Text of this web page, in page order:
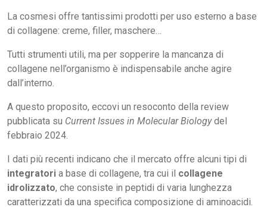
La cosmesi offre tantissimi prodotti per uso esterno a base
di collagene: creme, filler, maschere…
Tutti strumenti utili, ma per sopperire la mancanza di
collagene nell’organismo è indispensabile anche agire
dall’interno.
A questo proposito, eccovi un resoconto della review
pubblicata su Current Issues in Molecular Biologydel
febbraio 2024.
I dati più recenti indicano che il mercato offre alcuni tipi di
integratori a base di collagene, tra cui il collagene
idrolizzato, che consiste in peptidi di varia lunghezza
caratterizzati da una specifica composizione di aminoacidi.